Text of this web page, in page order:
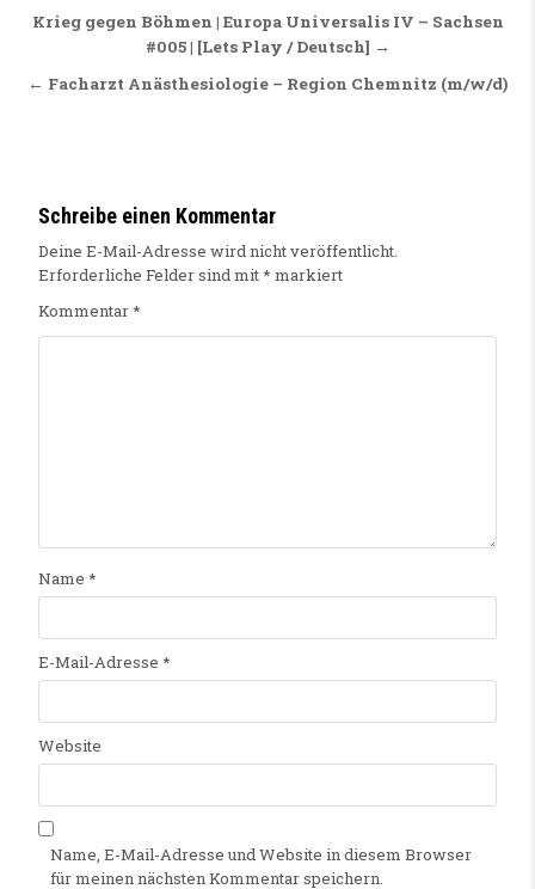
Beitragsnavigation
Krieg gegen Böhmen | Europa Universalis IV – Sachsen
#005 | [Lets Play / Deutsch] →
← Facharzt Anästhesiologie – Region Chemnitz (m/w/d)
Schreibe einen Kommentar
Deine E-Mail-Adresse wird nicht veröffentlicht.
Erforderliche Felder sind mit* markiert
Kommentar*
Name *
E-Mail-Adresse *
Website
Name, E-Mail-Adresse und Website in diesem Browser
für meinen nächsten Kommentar speichern.